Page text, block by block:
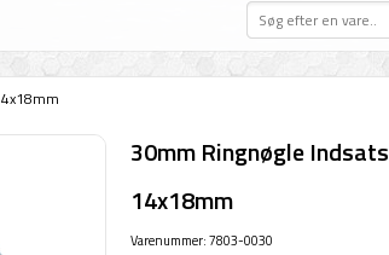
30mm Ringnøgle Indsats
14x18mm
Varenummer: 7803-0030